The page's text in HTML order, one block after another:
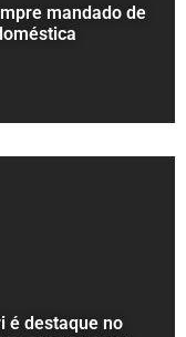
mandado de
é destaque no